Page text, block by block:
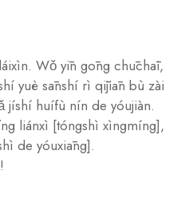
Wǒ yīn gōng chūchāi,
yuè sānshí rì qījiān bù zài
jíshí huífù nín de yóujiàn.
liánxì [tóngshì xìngmíng],
de yóuxiāng].